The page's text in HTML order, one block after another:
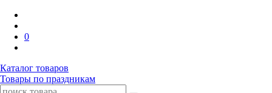
0
Каталог товаров
Товары по праздникам